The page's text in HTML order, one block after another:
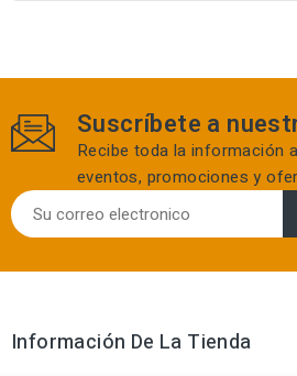
Suscríbete a
Recibe toda la información
eventos, promociones y
Información De La Tienda